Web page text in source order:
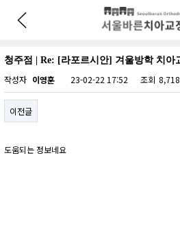
청주점 | Re: [라포르시안] 겨울방학 치
작성자 이영훈 23-02-22 17:52 조회
이전글
도움되는 정보네요